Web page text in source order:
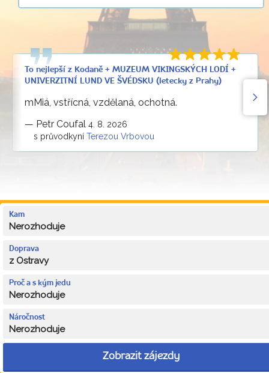
To nejlepší z Kodaně + MUZEUM VIKINGSKÝCH LODÍ +
UNIVERZITNÍ LUND VE ŠVÉDSKU (letecky z Prahy)
mMiá, vstřícná, vzdělaná, ochotná.
— Petr Coufal 4. 8. 2026
s průvodkyní Terezou Vrbovou
Kam
Nerozhoduje
Doprava
z Ostravy
Proč a s kým jedu
Nerozhoduje
Náročnost
Nerozhoduje
Zobrazit zájezdy